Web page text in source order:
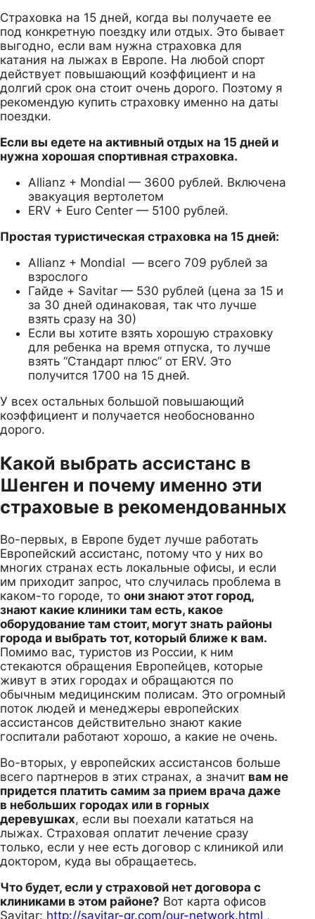
Страховка на 15 дней, когда вы получаете ее
под конкретную поездку или отдых. Это бывает
выгодно, если вам нужна страховка для
катания на лыжах в Европе. На любой спорт
действует повышающий коэффициент и на
долгий срок она стоит очень дорого. Поэтому я
рекомендую купить страховку именно на даты
поездки.
Если вы едете на активный отдых на 15 дней и
нужна хорошая спортивная страховка.
Allianz + Mondial — 3600 рублей. Включена
эвакуация вертолетом
ERV + Euro Center — 5100 рублей.
Простая туристическая страховка на 15 дней:
Allianz + Mondial — всего 709 рублей за
взрослого
Гайде + Savitar — 530 рублей (цена за 15 и
за 30 дней одинаковая, так что лучше
взять сразу на 30)
Если вы хотите взять хорошую страховку
для ребенка на время отпуска, то лучше
взять “Стандарт плюс” от ERV. Это
получится 1700 на 15 дней.
У всех остальных большой повышающий
коэффициент и получается необоснованно
дорого.
Какой выбрать ассистанс в
Шенген и почему именно эти
страховые в рекомендованных
Во-первых, в Европе будет лучше работать
Европейский ассистанс, потому что у них во
многих странах есть локальные офисы, и если
им приходит запрос, что случилась проблема в
каком-то городе, то они знают этот город,
знают какие клиники там есть, какое
оборудование там стоит, могут знать районы
города и выбрать тот, который ближе к вам.
Помимо вас, туристов из России, к ним
стекаются обращения Европейцев, которые
живут в этих городах и обращаются по
обычным медицинским полисам. Это огромный
поток людей и менеджеры европейских
ассистансов действительно знают какие
госпитали работают хорошо, а какие не очень.
Во-вторых, у европейских ассистансов больше
всего партнеров в этих странах, а значит вам не
придется платить самим за прием врача даже
в небольших городах или в горных
деревушках, если вы поехали кататься на
лыжах. Страховая оплатит лечение сразу
только, если у нее есть договор с клиникой или
доктором, куда вы обращаетесь.
Что будет, если у страховой нет договора с
клиниками в этом районе? Вот карта офисов
Savitar: http://savitar-gr.com/our-network.html ,